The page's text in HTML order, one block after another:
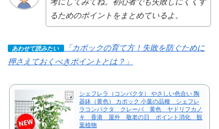
考にしてみてね。初心者でも失敗しにくくす
るためのポイントをまとめているよ。
あわせて読みたい
「カポックの育て方！失敗を防ぐために
押さえておくべきポイントとは？」
シェフレラ（コンパクタ） やさしい色合い 陶
器鉢（黄色） カポック 小葉の品種 シェフレ
ラコンパクタ クレーパ 黄色 ヤドリフカノ
キ 香港 屋外 敬老の日 ポイント消化 観
葉植物